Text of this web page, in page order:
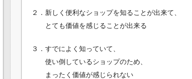
２．新しく便利なショップを知ることが出来て、
とても価値を感じることが出来る
３．すでによく知っていて、
使い倒しているショップのため、
まったく価値が感じられない